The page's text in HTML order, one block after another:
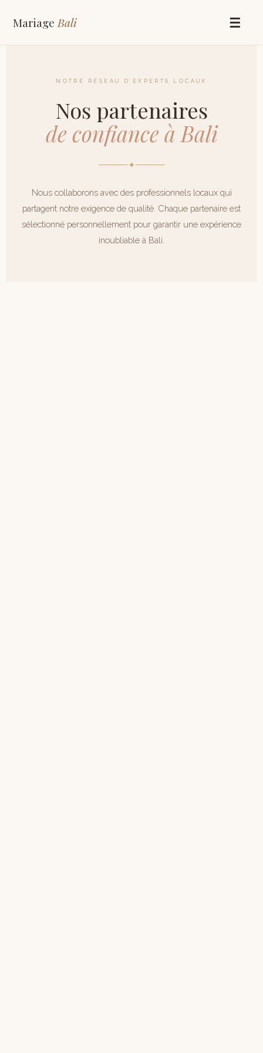
Mariage Bali ☰
NOTRE RÉSEAU D’EXPERTS LOCAUX
Nos partenaires
de confiance à Bali
✦
Nous collaborons avec des professionnels locaux qui
partagent notre exigence de qualité. Chaque partenaire est
sélectionné personnellement pour garantir une expérience
inoubliable à Bali.